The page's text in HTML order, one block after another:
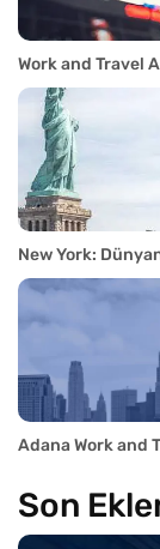
Work and Travel
New York:
Adana Work and
Son